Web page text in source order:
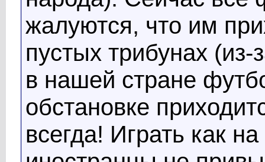
жалуются, что им
пустых трибунах
в нашей стране
обстановке
всегда! Играть как